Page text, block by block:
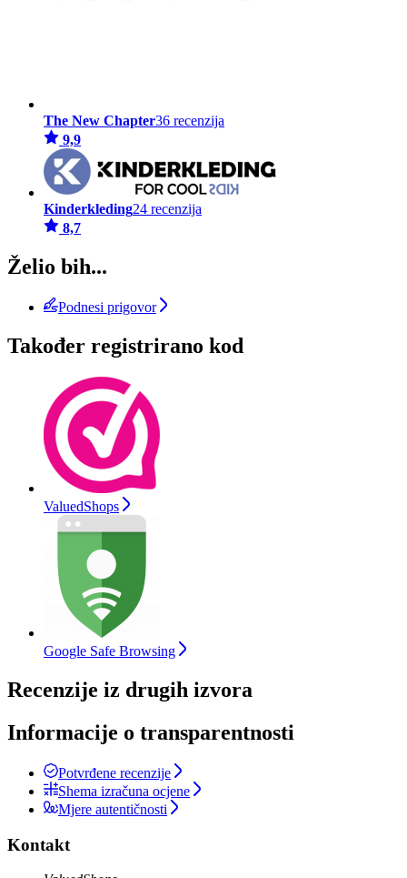
The New Chapter36 recenzija
9,9
Kinderkleding24 recenzija
8,7
Želio bih...
Podnesi prigovor
Također registrirano kod
ValuedShops
Google Safe Browsing
Recenzije iz drugih izvora
Informacije o transparentnosti
Potvrđene recenzije
Shema izračuna ocjene
Mjere autentičnosti
Kontakt